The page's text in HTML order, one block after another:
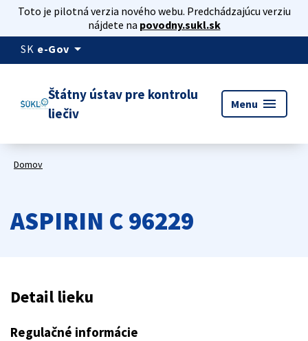
Toto je pilotná verzia nového webu. Predchádzajúcu verziu
nájdete na povodny.sukl.sk
SK e-Gov arrow_drop_down
Štátny ústav pre kontrolu
liečiv
Menu menu
Domov
ASPIRIN C 96229
Detail lieku
Regulačné informácie